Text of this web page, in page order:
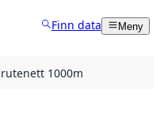
Finn data Meny
1000m